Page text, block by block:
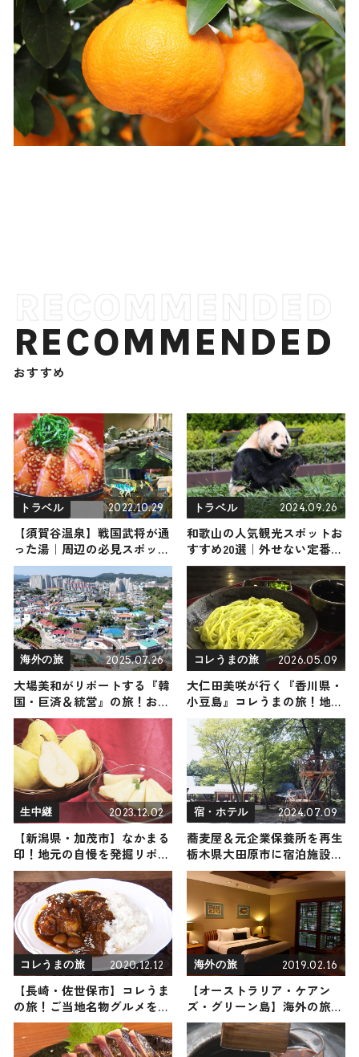
RECOMMENDED
おすすめ
トラベル 2022.10.29
【須賀谷温泉】戦国武将が通
った湯｜周辺の必見スポット
と一緒にご紹介
トラベル 2024.09.26
和歌山の人気観光スポットお
すすめ20選｜外せない定番・
名所から穴場まで見どころ満
載の観光地を紹介
海外の旅 2025.07.26
大場美和がリポートする『韓
国・巨済＆統営』の旅！おす
すめ観光スポットやグルメを
紹介 2025年7月26日放送
コレうまの旅 2026.05.09
大仁田美咲が行く『香川県・
小豆島』コレうまの旅！地元
の人おすすめのご当地名物グ
ルメ6選 2025年5月9日放送
生中継 2023.12.02
【新潟県・加茂市】なかまる
印！地元の自慢を発掘リポー
ト
宿・ホテル 2024.07.09
蕎麦屋＆元企業保養所を再生
栃木県大田原市に宿泊施設
「NASU SATOYAMA FIELD」
オープン
コレうまの旅 2020.12.12
【長崎・佐世保市】コレうま
の旅！ご当地名物グルメをお
届け
海外の旅 2019.02.16
【オーストラリア・ケアン
ズ・グリーン島】海外の旅！
おすすめ観光スポットやグル
メをリポート